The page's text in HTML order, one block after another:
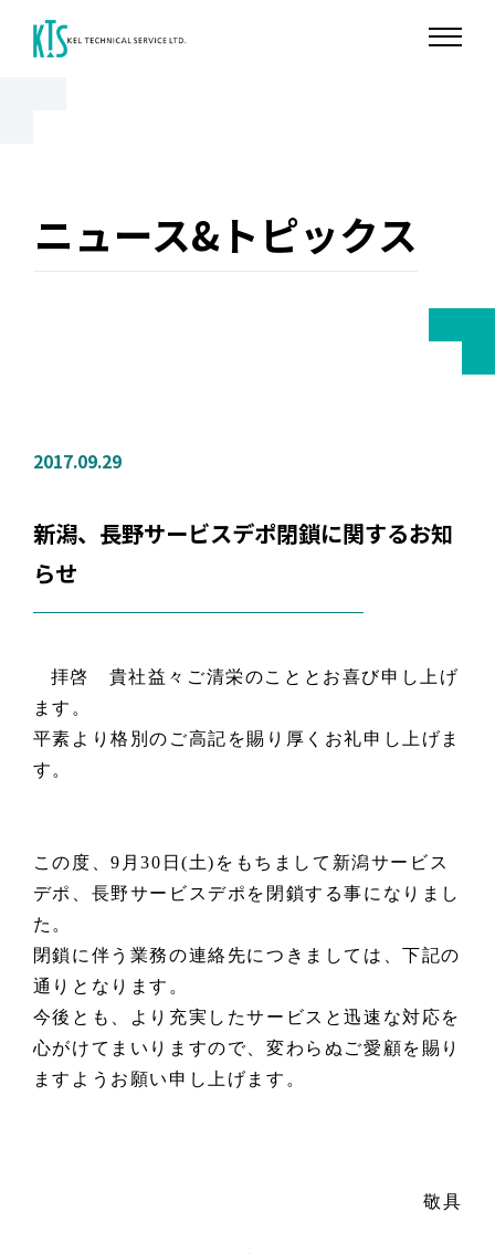
ニュース&トピックス
2017.09.29
新潟、長野サービスデポ閉鎖に関するお知
らせ
拝啓 貴社益々ご清栄のこととお喜び申し上げ
ます。
平素より格別のご高記を賜り厚くお礼申し上げま
す。
この度、9月30日(土)をもちまして新潟サービス
デポ、長野サービスデポを閉鎖する事になりまし
た。
閉鎖に伴う業務の連絡先につきましては、下記の
通りとなります。
今後とも、より充実したサービスと迅速な対応を
心がけてまいりますので、変わらぬご愛顧を賜り
ますようお願い申し上げます。
敬具